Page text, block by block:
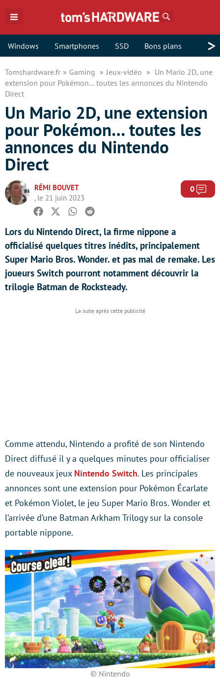
Windows Smartphones SSD Bons plans >
Tomshardware.fr Gaming Jeux-vidéo
Un Mario 2D, une
extension pour Pokémon… toutes les annonces du Nintendo
Direct
Un Mario 2D, une extension
pour Pokémon… toutes les
annonces du Nintendo
Direct
RÉMI BOUVET
, le 21 juin 2023
0
Facebook
TwitterWhatsapp
Reddit
Lors du Nintendo Direct, la firme nippone a
officialisé quelques titres inédits, principalement
Super Mario Bros. Wonder. et pas mal de remake. Les
joueurs Switch pourront notamment découvrir la
trilogie Batman de Rocksteady.
Comme attendu, Nintendo a profité de son Nintendo
Direct diffusé il y a quelques minutes pour officialiser
de nouveaux jeux Nintendo Switch. Les principales
annonces sont une extension pour Pokémon Écarlate
et Pokémon Violet, le jeu Super Mario Bros. Wonder et
l’arrivée d’une Batman Arkham Trilogy sur la console
portable nippone.
© Nintendo